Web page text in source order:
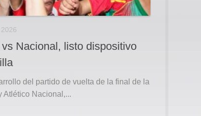
Nacional, listo dispositivo
del partido de vuelta de la final de la
Atlético Nacional,...